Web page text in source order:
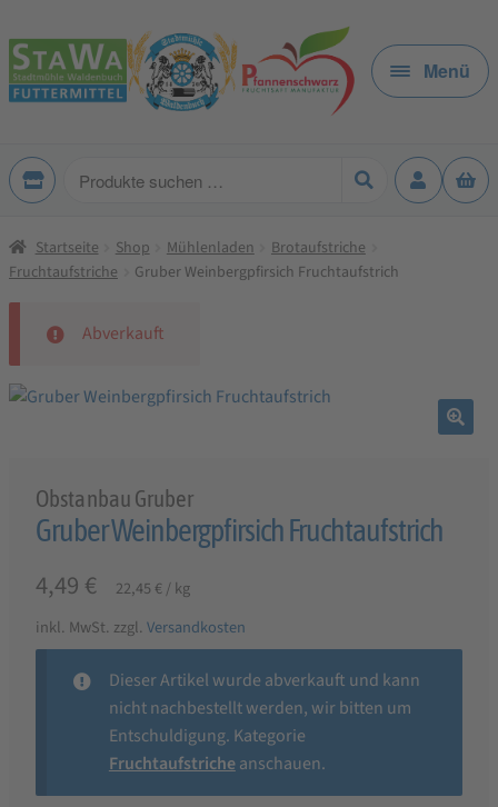
Zur
Navigation
springen
Zum
Inhalt
springen
Menü
Produkte
Startseite Shop Mühlenladen
Brotaufstriche
Fruchtaufstriche
Gruber Weinbergpfirsich Fruchtaufstrich
Abverkauft
Obstanbau Gruber
Gruber Weinbergpfirsich Fruchtaufstrich
4,49 € 22,45 €/kg
inkl. MwSt. zzgl. Versandkosten
Dieser Artikel wurde abverkauft und kann
nicht nachbestellt werden, wir bitten um
Entschuldigung. Kategorie
Fruchtaufstricheanschauen.